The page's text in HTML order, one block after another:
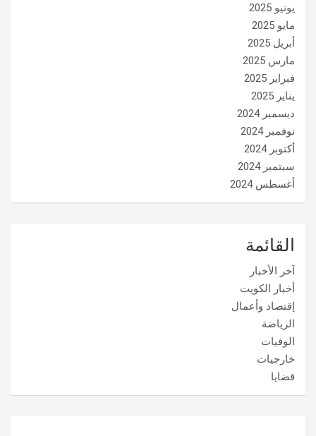
يونيو 2025
مايو 2025
أبريل 2025
مارس 2025
فبراير 2025
يناير 2025
ديسمبر 2024
نوفمبر 2024
أكتوبر 2024
سبتمبر 2024
أغسطس 2024
القائمة
آخر الأخبار
أخبار الكويت
إقتصاد وأعمال
الرياضة
الوفيات
خارجيات
قضايا